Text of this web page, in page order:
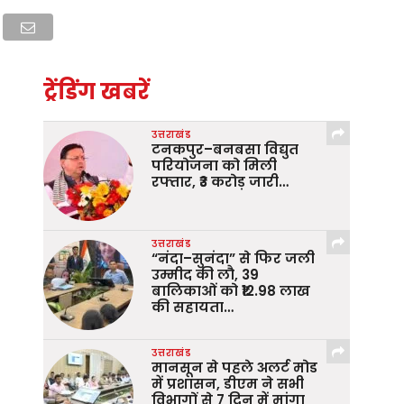
ट्रेंडिंग खबरें
उत्तराखंड
टनकपुर–बनबसा विद्युत
परियोजना को मिली
रफ्तार, ₹3 करोड़ जारी…
उत्तराखंड
“नंदा–सुनंदा” से फिर जली
उम्मीद की लौ, 39
बालिकाओं को ₹12.98 लाख
की सहायता…
उत्तराखंड
मानसून से पहले अलर्ट मोड
में प्रशासन, डीएम ने सभी
विभागों से 7 दिन में मांगा